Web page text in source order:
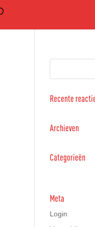
Recente
Archieven
Categorieën
Meta
Login